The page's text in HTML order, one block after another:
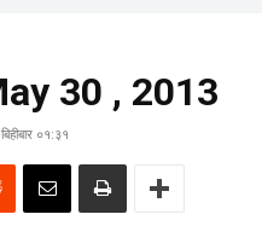
30 , 2013
०१:३१